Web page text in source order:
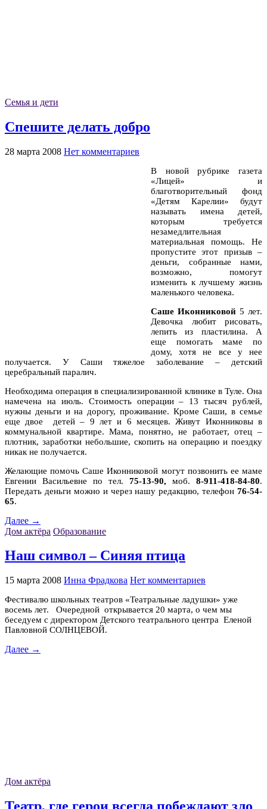
Семья и дети
Спешите делать добро
28 марта 2008 Нет комментариев
В новой рубрике газета
«Лицей» и
благотворительный фонд
«Детям Карелии» будут
называть имена детей,
которым требуется
незамедлительная
материальная помощь. Не
пропустите этот призыв –
деньги, собранные нами,
возможно, помогут
изменить к лучшему жизнь
маленького человека.
Саше Иконниковой 5 лет.
Девочка любит рисовать,
лепить из пластилина. А
еще помогать маме по
дому, хотя не все у нее
получается. У Саши тяжелое заболевание – детский
церебральный паралич.
Необходима операция в специализированной клинике в Туле. Она
намечена на июль. Стоимость операции – 13 тысяч рублей,
нужны деньги и на дорогу, проживание. Кроме Саши, в семье
еще двое детей – 9 лет и 6 месяцев. Живут Иконниковы в
коммунальной квартире. Мама, понятно, не работает, отец –
плотник, заработки небольшие, скопить на операцию и поездку
никак не получается.
Желающие помочь Саше Иконниковой могут позвонить ее маме
Евгении Васильевне по тел. 75-13-90, моб. 8-911-418-84-80.
Передать деньги можно и через нашу редакцию, телефон 76-54-
65.
Далее →
Дом актёра Образование
Наш символ – Синяя птица
15 марта 2008 Инна Фрадкова Нет комментариев
Фестивалю школьных театров «Театральные ладушки» уже
восемь лет. Очередной открывается 20 марта, о чем мы
беседуем с директором Детского театрального центра Еленой
Павловной СОЛНЦЕВОЙ.
Далее →
Дом актёра